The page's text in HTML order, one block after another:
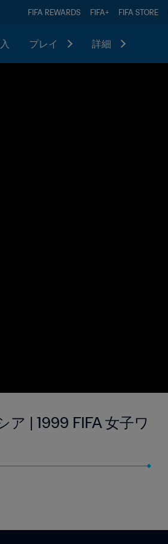
FIFA REWARDS FIFA+ FIFA STORE
プレイ 詳細
| 1999 FIFA 女子ワ